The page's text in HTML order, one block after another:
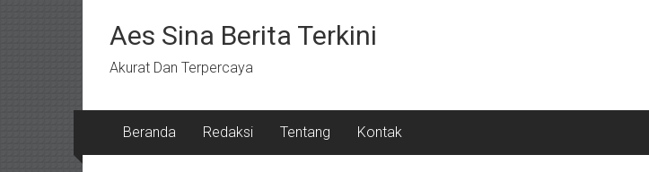
kontenAes Sina Berita Terkini
Akurat Dan Terpercaya
Beranda Redaksi Tentang Kontak